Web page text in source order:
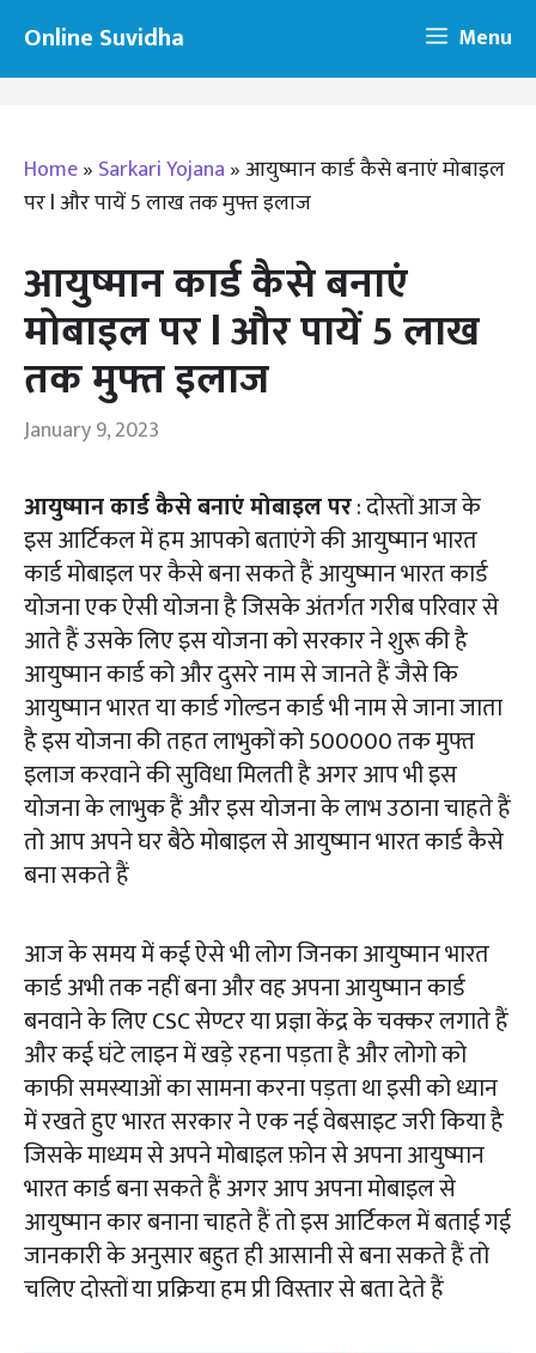
content
Online Suvidha Menu
Home» Sarkari Yojana »आयुष्मान कार्ड कैसे बनाएं मोबाइल
पर l और पायें 5 लाख तक मुफ्त इलाज
आयुष्मान कार्ड कैसे बनाएं
मोबाइल पर l और पायें 5 लाख
तक मुफ्त इलाज
January 9, 2023
आयुष्मान कार्ड कैसे बनाएं मोबाइल पर: दोस्तों आज के
इस आर्टिकल में हम आपको बताएंगे की आयुष्मान भारत
कार्ड मोबाइल पर कैसे बना सकते हैं आयुष्मान भारत कार्ड
योजना एक ऐसी योजना है जिसके अंतर्गत गरीब परिवार से
आते हैं उसके लिए इस योजना को सरकार ने शुरू की है
आयुष्मान कार्ड को और दुसरे नाम से जानते हैं जैसे कि
आयुष्मान भारत या कार्ड गोल्डन कार्ड भी नाम से जाना जाता
है इस योजना की तहत लाभुकों को 500000 तक मुफ्त
इलाज करवाने की सुविधा मिलती है अगर आप भी इस
योजना के लाभुक हैं और इस योजना के लाभ उठाना चाहते हैं
तो आप अपने घर बैठे मोबाइल से आयुष्मान भारत कार्ड कैसे
बना सकते हैं
आज के समय में कई ऐसे भी लोग जिनका आयुष्मान भारत
कार्ड अभी तक नहीं बना और वह अपना आयुष्मान कार्ड
बनवाने के लिए CSC सेण्टर या प्रज्ञा केंद्र के चक्कर लगाते हैं
और कई घंटे लाइन में खड़े रहना पड़ता है और लोगो को
काफी समस्याओं का सामना करना पड़ता था इसी को ध्यान
में रखते हुए भारत सरकार ने एक नई वेबसाइट जरी किया है
जिसके माध्यम से अपने मोबाइल फ़ोन से अपना आयुष्मान
भारत कार्ड बना सकते हैं अगर आप अपना मोबाइल से
आयुष्मान कार बनाना चाहते हैं तो इस आर्टिकल में बताई गई
जानकारी के अनुसार बहुत ही आसानी से बना सकते हैं तो
चलिए दोस्तों या प्रक्रिया हम प्री विस्तार से बता देते हैं